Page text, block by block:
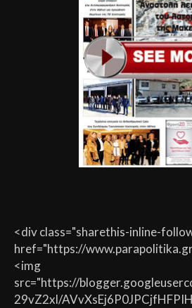
<div class="sharethis-inline-
href="https://
<img
src="https://
29vZ2xl/